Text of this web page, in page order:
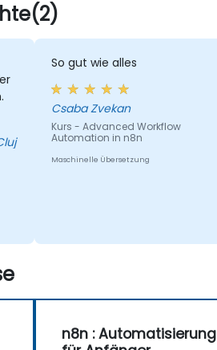
So gut wie alles
Csaba Zvekan
Kurs - Advanced Workflow
Automation in n8n
Maschinelle Übersetzung
n8n : Automatisierung